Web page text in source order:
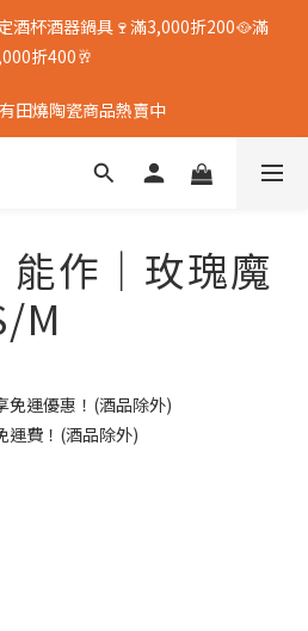
酒杯酒器鍋具🍷滿3,000折200🥘滿
折400🥂
田燒陶瓷商品熱賣中
能作｜玫瑰魔
M
免運優惠！(酒品除外)
運費！(酒品除外)